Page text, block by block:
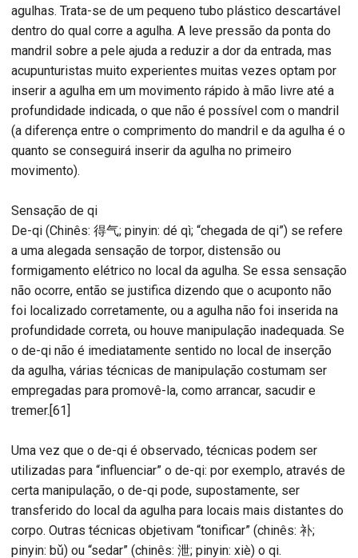
agulhas. Trata-se de um pequeno tubo plástico descartável
dentro do qual corre a agulha. A leve pressão da ponta do
mandril sobre a pele ajuda a reduzir a dor da entrada, mas
acupunturistas muito experientes muitas vezes optam por
inserir a agulha em um movimento rápido à mão livre até a
profundidade indicada, o que não é possível com o mandril
(a diferença entre o comprimento do mandril e da agulha é o
quanto se conseguirá inserir da agulha no primeiro
movimento).
Sensação de qi
De-qi (Chinês: 得气; pinyin: dé qì; “chegada de qi”) se refere
a uma alegada sensação de torpor, distensão ou
formigamento elétrico no local da agulha. Se essa sensação
não ocorre, então se justifica dizendo que o acuponto não
foi localizado corretamente, ou a agulha não foi inserida na
profundidade correta, ou houve manipulação inadequada. Se
o de-qi não é imediatamente sentido no local de inserção
da agulha, várias técnicas de manipulação costumam ser
empregadas para promovê-la, como arrancar, sacudir e
tremer.[61]
Uma vez que o de-qi é observado, técnicas podem ser
utilizadas para “influenciar” o de-qi: por exemplo, através de
certa manipulação, o de-qi pode, supostamente, ser
transferido do local da agulha para locais mais distantes do
corpo. Outras técnicas objetivam “tonificar” (chinês: 补;
pinyin: bǔ) ou “sedar” (chinês: 泄; pinyin: xiè) o qi.